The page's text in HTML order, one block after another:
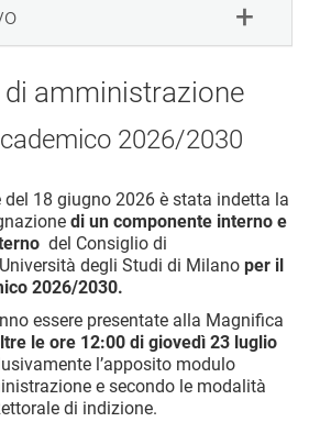
amministrazione
2026/2030
del 18 giugno 2026 è stata indetta la
di un componente interno e
del Consiglio di
degli Studi di Milano per il
2026/2030.
essere presentate alla Magnifica
le ore 12:00 di giovedì 23 luglio
l’apposito modulo
e secondo le modalità
di indizione.